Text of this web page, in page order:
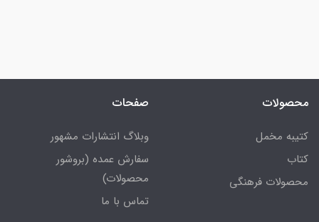
محصولات
کتیبه مخمل
کتاب
محصولات فرهنگی
صفحات
وبلاگ انتشارات مشهور
سفارش عمده (بروشور
محصولات)
تماس با ما